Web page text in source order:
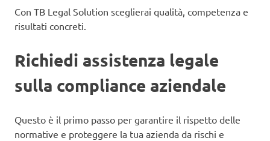
Con TB Legal Solution sceglierai qualità, competenza e
risultati concreti.
Richiedi assistenza legale
sulla compliance aziendale
Questo è il primo passo per garantire il rispetto delle
normative e proteggere la tua azienda da rischi e